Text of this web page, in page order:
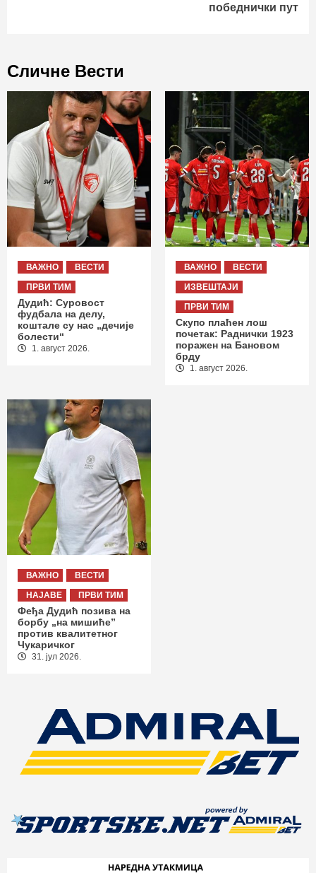
победнички пут
Сличне Вести
ВАЖНО
ВЕСТИ
ПРВИ ТИМ
Дудић: Суровост
фудбала на делу,
коштале су нас „дечије
болести“
1. август 2026.
ВАЖНО
ВЕСТИ
ИЗВЕШТАЈИ
ПРВИ ТИМ
Скупо плаћен лош
почетак: Раднички 1923
поражен на Бановом
брду
1. август 2026.
ВАЖНО
ВЕСТИ
НАЈАВЕ
ПРВИ ТИМ
Феђа Дудић позива на
борбу „на мишиће”
против квалитетног
Чукаричког
31. јул 2026.